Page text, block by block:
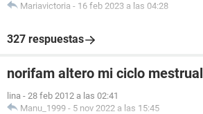
Mariavictoria - 16 feb 2023 a las 04:28
327 respuestas
norifam altero mi ciclo mestrual
lina - 28 feb 2012 a las 02:41
Manu_1999 - 5 nov 2022 a las 15:45